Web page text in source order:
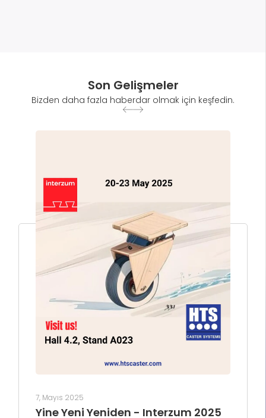
Son Gelişmeler
Bizden daha fazla haberdar olmak için keşfedin.
7, Mayıs 2025
Yine Yeni Yeniden - Interzum 2025